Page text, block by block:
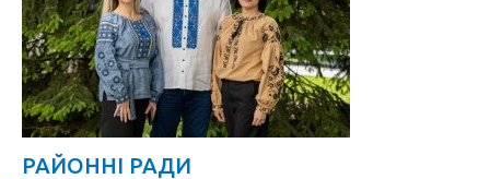
РАЙОННІ РАДИ